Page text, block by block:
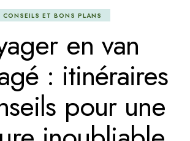
CONSEILS ET BONS PLANS
en van
: itinéraires
pour une